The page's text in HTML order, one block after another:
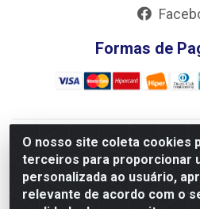
O nosso site coleta cookies
terceiros para proporcionar
personalizada ao usuário,
relevante de acordo com o
Formas de
JRS Distribuição e Logística
Sacramento Torga 70, Vila Nossa
João Del Rei/MG - CEP 36305-
02